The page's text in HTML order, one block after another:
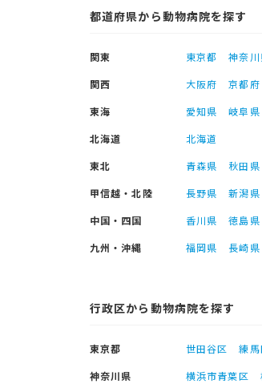
都道府県から動物病院を探す
関東 東京都 神奈川
関西
大阪府 京都府
東海
愛知県 岐阜県
北海道
北海道
東北
青森県 秋田県
甲信越・北陸
長野県 新潟県
中国・四国
香川県 徳島県
九州・沖縄
福岡県 長崎県
行政区から動物病院を探す
東京都 世田谷区 練馬
神奈川県
横浜市青葉区